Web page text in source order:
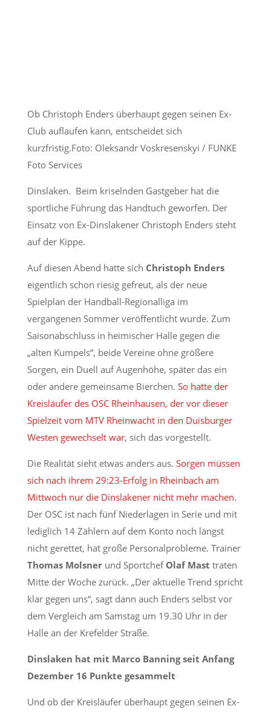
Ob Christoph Enders überhaupt gegen seinen Ex-
Club auflaufen kann, entscheidet sich
kurzfristig.Foto: Oleksandr Voskresenskyi / FUNKE
Foto Services
Dinslaken. Beim kriselnden Gastgeber hat die
sportliche Führung das Handtuch geworfen. Der
Einsatz von Ex-Dinslakener Christoph Enders steht
auf der Kippe.
Auf diesen Abend hatte sich Christoph Enders
eigentlich schon riesig gefreut, als der neue
Spielplan der Handball-Regionalliga im
vergangenen Sommer veröffentlicht wurde. Zum
Saisonabschluss in heimischer Halle gegen die
„alten Kumpels“, beide Vereine ohne größere
Sorgen, ein Duell auf Augenhöhe, später das ein
oder andere gemeinsame Bierchen. So hatte der
Kreisläufer des OSC Rheinhausen, der vor dieser
Spielzeit vom MTV Rheinwacht in den Duisburger
Westen gewechselt war, sich das vorgestellt.
Die Realität sieht etwas anders aus. Sorgen müssen
sich nach ihrem 29:23-Erfolg in Rheinbach am
Mittwoch nur die Dinslakener nicht mehr machen.
Der OSC ist nach fünf Niederlagen in Serie und mit
lediglich 14 Zählern auf dem Konto noch längst
nicht gerettet, hat große Personalprobleme. Trainer
Thomas Molsner und Sportchef Olaf Mast traten
Mitte der Woche zurück. „Der aktuelle Trend spricht
klar gegen uns“, sagt dann auch Enders selbst vor
dem Vergleich am Samstag um 19.30 Uhr in der
Halle an der Krefelder Straße.
Dinslaken hat mit Marco Banning seit Anfang
Dezember 16 Punkte gesammelt
Und ob der Kreisläufer überhaupt gegen seinen Ex-